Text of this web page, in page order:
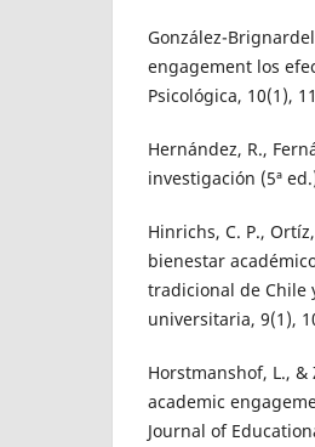
González-
engagement los
Psicológica, 10(1),
Hernández, R.,
investigación (5ª
Hinrichs, C. P.,
bienestar
tradicional de Chile
universitaria, 9(1),
Horstmanshof, L.,
academic
Journal of